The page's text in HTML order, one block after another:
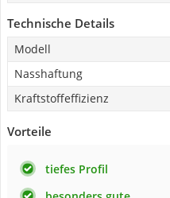
Technische Details
Modell
Nasshaftung
Kraftstoffeffizienz
Vorteile
tiefes Profil